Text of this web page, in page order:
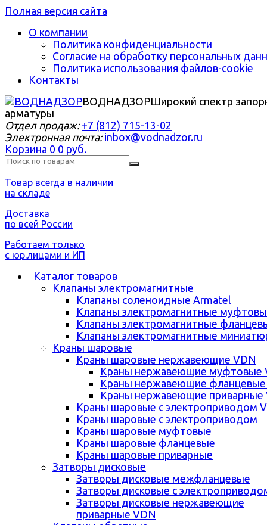
Полная версия сайта
О компании
Политика конфиденциальности
Согласие на обработку персональных
Политика использования файлов-cookie
Контакты
ВОДНАДЗОРШирокий спектр
арматуры
Отдел продаж: +7 (812) 715-13-02
Электронная почта: inbox@vodnadzor.ru
Корзина 0 0 руб.
Товар всегда в наличии
на складе
Доставка
по всей России
Работаем только
с юр.лицами и ИП
Каталог товаров
Клапаны электромагнитные
Клапаны соленоидные Armatel
Клапаны электромагнитные
Клапаны электромагнитные
Клапаны электромагнитные
Краны шаровые
Краны шаровые нержавеющие VDN
Краны нержавеющие муфтовые
Краны нержавеющие фланцевые
Краны нержавеющие приварные
Краны шаровые с электроприводом
Краны шаровые с электроприводом
Краны шаровые муфтовые
Краны шаровые фланцевые
Краны шаровые приварные
Затворы дисковые
Затворы дисковые межфланцевые
Затворы дисковые с
Затворы дисковые нержавеющие
приварные VDN